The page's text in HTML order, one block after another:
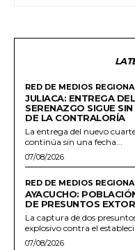
RED DE MEDIOS
JULIACA: ENTREGA
SERENAZGO SIGUE
DE LA CONTRALORÍA
La entrega del nuevo
continúa sin una fecha...
07/08/2026
RED DE MEDIOS
AYACUCHO:
DE PRESUNTOS
La captura de dos
explosivo contra el
07/08/2026